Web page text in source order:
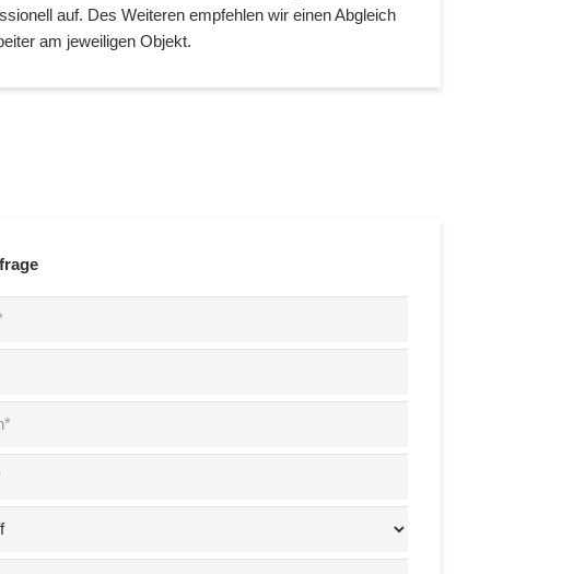
auf. Des Weiteren empfehlen wir einen Abgleich
am jeweiligen Objekt.